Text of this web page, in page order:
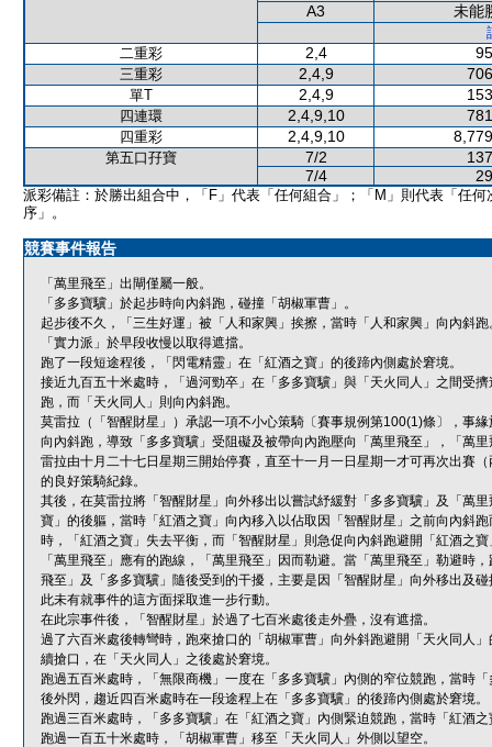
A3
未能
二重彩
2,4
三重彩 2,4,9
單T 2,4,9
四連環 2,4,9,10
四重彩 2,4,9,10
第五口孖寶 7/2
7/4
派彩備註：於勝出組合中，「F」代表「任何組合」；「M」則代表「任何
序」。
競賽事件報告
「萬里飛至」出閘僅屬一般。
「多多寶驥」於起步時向內斜跑，碰撞「胡椒軍曹」。
起步後不久，「三生好運」被「人和家興」挨擦，當時「人和家興」向內斜跑
「實力派」於早段收慢以取得遮擋。
跑了一段短途程後，「閃電精靈」在「紅酒之寶」的後蹄內側處於窘境。
接近九百五十米處時，「過河勁卒」在「多多寶驥」與「天火同人」之間受
跑，而「天火同人」則向內斜跑。
莫雷拉（「智醒財星」）承認一項不小心策騎〔賽事規例第100(1)條〕，事
向內斜跑，導致「多多寶驥」受阻礙及被帶向內跑壓向「萬里飛至」，「萬
雷拉由十月二十七日星期三開始停賽，直至十一月一日星期一才可再次出賽
的良好策騎紀錄。
其後，在莫雷拉將「智醒財星」向外移出以嘗試紓緩對「多多寶驥」及「萬
寶」的後軀，當時「紅酒之寶」向內移入以佔取因「智醒財星」之前向內斜
時，「紅酒之寶」失去平衡，而「智醒財星」則急促向內斜跑避開「紅酒之
「萬里飛至」應有的跑線，「萬里飛至」因而勒避。當「萬里飛至」勒避時
飛至」及「多多寶驥」隨後受到的干擾，主要是因「智醒財星」向外移出及
此未有就事件的這方面採取進一步行動。
在此宗事件後，「智醒財星」於過了七百米處後走外疊，沒有遮擋。
過了六百米處後轉彎時，跑來搶口的「胡椒軍曹」向外斜跑避開「天火同人
續搶口，在「天火同人」之後處於窘境。
跑過五百米處時，「無限商機」一度在「多多寶驥」內側的窄位競跑，當時
後外閃，趨近四百米處時在一段途程上在「多多寶驥」的後蹄內側處於窘境。
跑過三百米處時，「多多寶驥」在「紅酒之寶」內側緊迫競跑，當時「紅酒
跑過一百五十米處時，「胡椒軍曹」移至「天火同人」外側以望空。